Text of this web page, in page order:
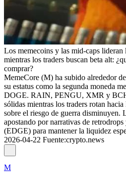
Los memecoins y las mid-caps lideran
mientras los traders buscan beta alt:
comprar?
MemeCore (M) ha subido alrededor
su estatus como la segunda moneda
DOGE. RAIN, PENGU, XMR y BCH
sólidas mientras los traders rotan
sobre el riesgo de guerra disminuyen.
apostando por narrativas de
(EDGE) para mantener la liquidez
2026-04-22 Fuente:crypto.news
M